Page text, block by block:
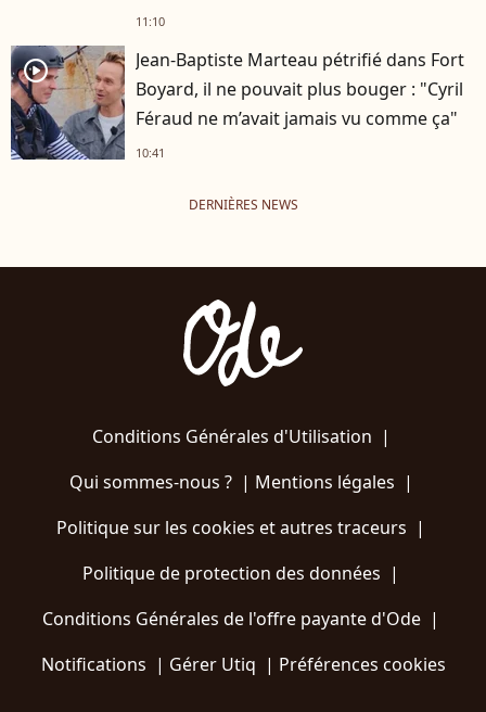
11:10
player2
Jean-Baptiste Marteau pétrifié dans Fort
Boyard, il ne pouvait plus bouger : "Cyril
Féraud ne m’avait jamais vu comme ça"
10:41
DERNIÈRES NEWS
Conditions Générales d'Utilisation |
Qui sommes-nous ?| Mentions légales |
Politique sur les cookies et autres traceurs |
Politique de protection des données |
Conditions Générales de l'offre payante d'Ode |
Notifications | Gérer Utiq | Préférences cookies